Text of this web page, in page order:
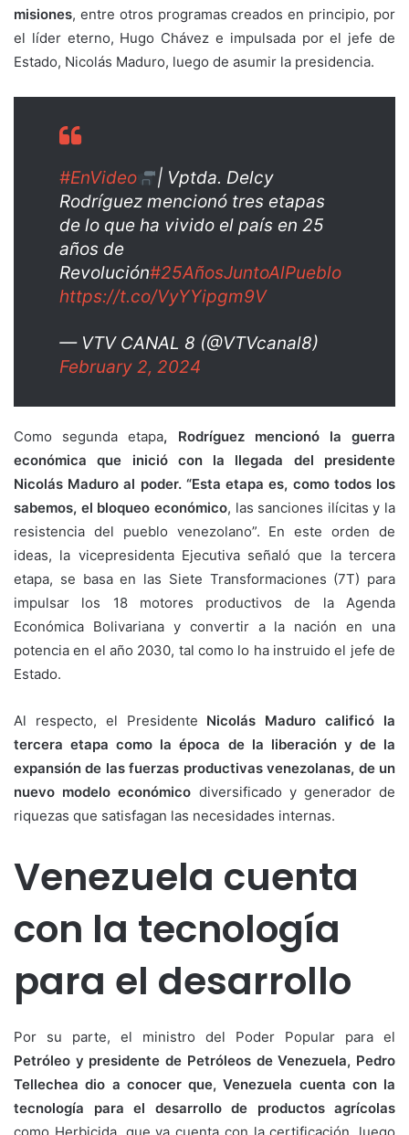
misiones, entre otros programas creados en principio, por
el líder eterno, Hugo Chávez e impulsada por el jefe de
Estado, Nicolás Maduro, luego de asumir la presidencia.
#EnVideo
| Vptda. Delcy
Rodríguez mencionó tres etapas
de lo que ha vivido el país en 25
años de
Revolución#25AñosJuntoAlPueblo
https://t.co/VyYYipgm9V
— VTV CANAL 8 (@VTVcanal8)
February 2, 2024
Como segunda etapa, Rodríguez mencionó la guerra
económica que inició con la llegada del presidente
Nicolás Maduro al poder. “Esta etapa es, como todos los
sabemos, el bloqueo económico, las sanciones ilícitas y la
resistencia del pueblo venezolano”. En este orden de
ideas, la vicepresidenta Ejecutiva señaló que la tercera
etapa, se basa en las Siete Transformaciones (7T) para
impulsar los 18 motores productivos de la Agenda
Económica Bolivariana y convertir a la nación en una
potencia en el año 2030, tal como lo ha instruido el jefe de
Estado.
Al respecto, el Presidente Nicolás Maduro calificó la
tercera etapa como la época de la liberación y de la
expansión de las fuerzas productivas venezolanas, de un
nuevo modelo económico diversificado y generador de
riquezas que satisfagan las necesidades internas.
Venezuela cuenta
con la tecnología
para el desarrollo
Por su parte, el ministro del Poder Popular para el
Petróleo y presidente de Petróleos de Venezuela, Pedro
Tellechea dio a conocer que, Venezuela cuenta con la
tecnología para el desarrollo de productos agrícolas